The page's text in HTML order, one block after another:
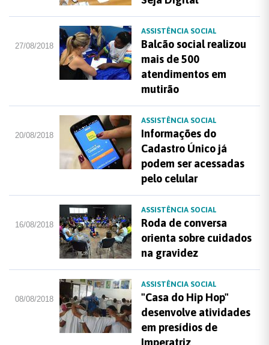
27/08/2018
ASSISTÊNCIA SOCIAL
Balcão social realizou
mais de 500
atendimentos em
mutirão
20/08/2018
ASSISTÊNCIA SOCIAL
Informações do
Cadastro Único já
podem ser acessadas
pelo celular
16/08/2018
ASSISTÊNCIA SOCIAL
Roda de conversa
orienta sobre cuidados
na gravidez
08/08/2018
ASSISTÊNCIA SOCIAL
"Casa do Hip Hop"
desenvolve atividades
em presídios de
Imperatriz